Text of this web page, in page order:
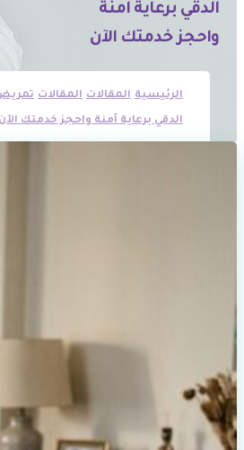
الدقي برعاية آمنة
واحجز خدمتك الآن
الرئيسية المقالات المقالات
الدقي برعاية آمنة واحجز خدمتك الآن